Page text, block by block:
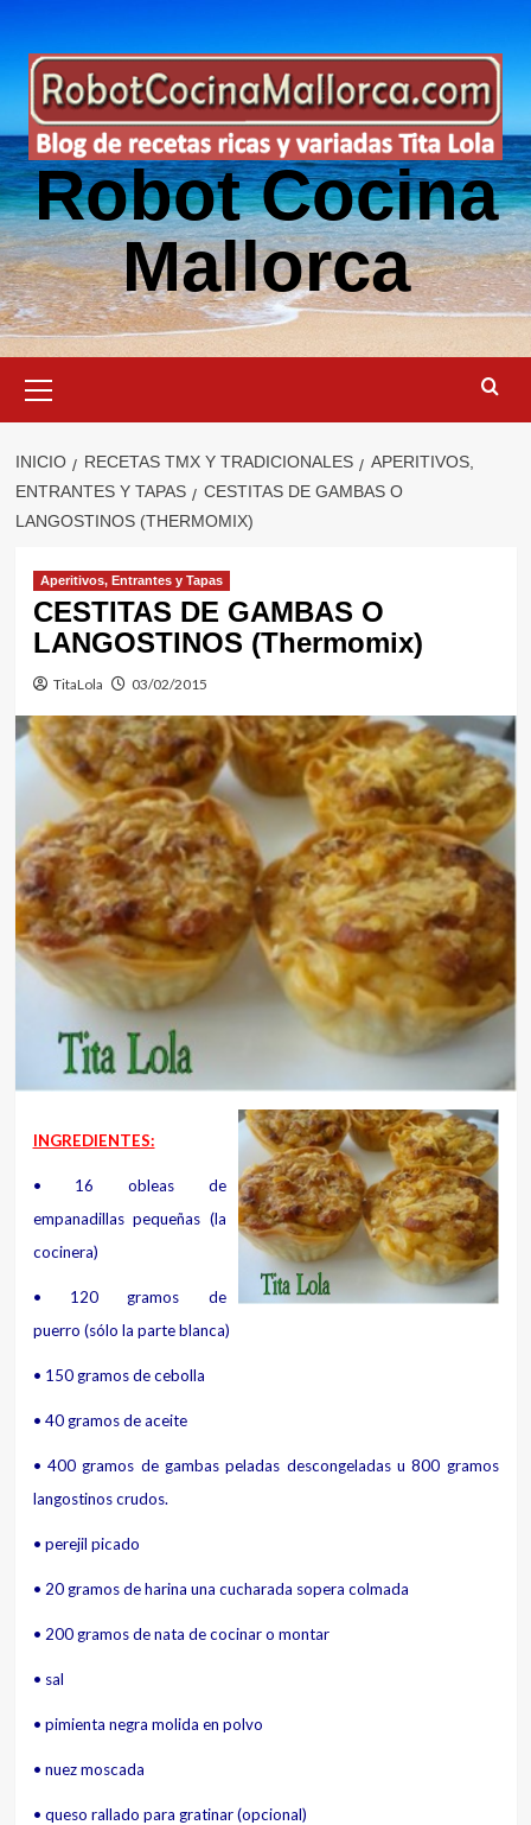
contenido
Robot Cocina
Mallorca
primario
INICIO RECETAS TMX Y TRADICIONALES
APERITIVOS,
ENTRANTES Y TAPAS
CESTITAS DE GAMBAS O
LANGOSTINOS (THERMOMIX)
Aperitivos, Entrantes y Tapas
CESTITAS DE GAMBAS O
LANGOSTINOS (Thermomix)
TitaLola 03/02/2015
INGREDIENTES:
• 16 obleas de
empanadillas pequeñas (la
cocinera)
• 120 gramos de
puerro (sólo la parte blanca)
• 150 gramos de cebolla
• 40 gramos de aceite
• 400 gramos de gambaspeladas descongeladas u 800 gramos
langostinos crudos.
• perejil picado
• 20 gramos de harina una cucharada sopera colmada
• 200 gramos de nata de cocinar o montar
• sal
• pimienta negra molida en polvo
• nuez moscada
• queso rallado para gratinar (opcional)